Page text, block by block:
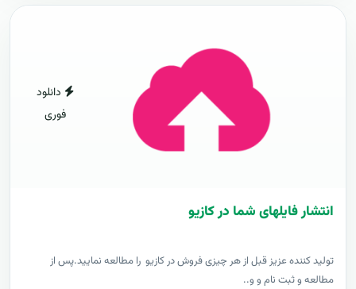
دانلود
فوری
انتشار فایلهای شما در کازیو
توليد کننده عزيز قبل از هر چیزی فروش در کازیو را مطالعه نمایید.پس از
مطالعه و ثبت نام و و..